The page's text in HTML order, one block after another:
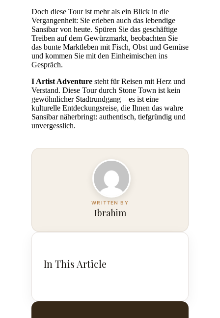
Doch diese Tour ist mehr als ein Blick in die
Vergangenheit: Sie erleben auch das lebendige
Sansibar von heute. Spüren Sie das geschäftige
Treiben auf dem Gewürzmarkt, beobachten Sie
das bunte Marktleben mit Fisch, Obst und Gemüse
und kommen Sie mit den Einheimischen ins
Gespräch.
I Artist Adventure steht für Reisen mit Herz und
Verstand. Diese Tour durch Stone Town ist kein
gewöhnlicher Stadtrundgang – es ist eine
kulturelle Entdeckungsreise, die Ihnen das wahre
Sansibar näherbringt: authentisch, tiefgründig und
unvergesslich.
Ibrahim
In This Article